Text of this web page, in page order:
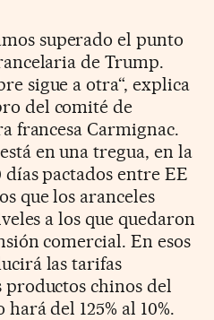
superado el punto
de Trump.
sigue a otra“, explica
del comité de
francesa Carmignac.
en una tregua, en la
pactados entre EE
que los aranceles
a los que quedaron
comercial. En esos
las tarifas
chinos del
hará del 125% al 10%.